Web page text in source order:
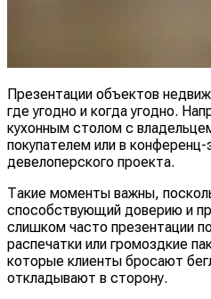
Презентации объектов
где угодно и когда угодно.
кухонным столом с
покупателем или в конференц-
девелоперского проекта.
Такие моменты важны,
способствующий доверию и
слишком часто презентации
распечатки или громоздкие
которые клиенты бросают
откладывают в сторону.